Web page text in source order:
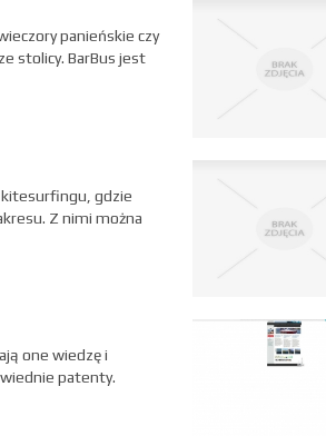
panieńskie czy
stolicy. BarBus jest
kitesurfingu, gdzie
Z nimi można
one wiedzę i
patenty.